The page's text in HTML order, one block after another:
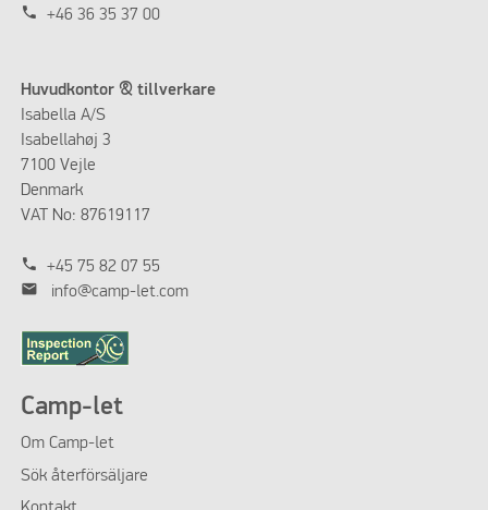
phone +46 36 35 37 00
Huvudkontor & tillverkare
Isabella A/S
Isabellahøj 3
7100 Vejle
Denmark
VAT No: 87619117
phone +45 75 82 07 55
mail info@camp-let.com
Camp-let
Om Camp-let
Sök återförsäljare